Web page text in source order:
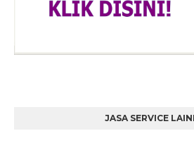
JASA SERVICE